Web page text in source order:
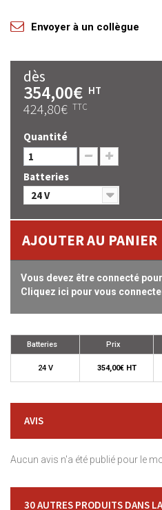
Envoyer à un collègue
dès
354,00€ HT
424,80€ TTC
Quantité
Batteries
24 V
AJOUTER AU PANIER
Vous devez être connecté
Cliquez ici pour vous
Batteries Prix
24 V 354,00€ HT
AVIS
Aucun avis n'a été publié pour le
30 AUTRES PRODUITS DANS